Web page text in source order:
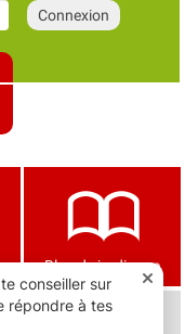
Blog de jardinage